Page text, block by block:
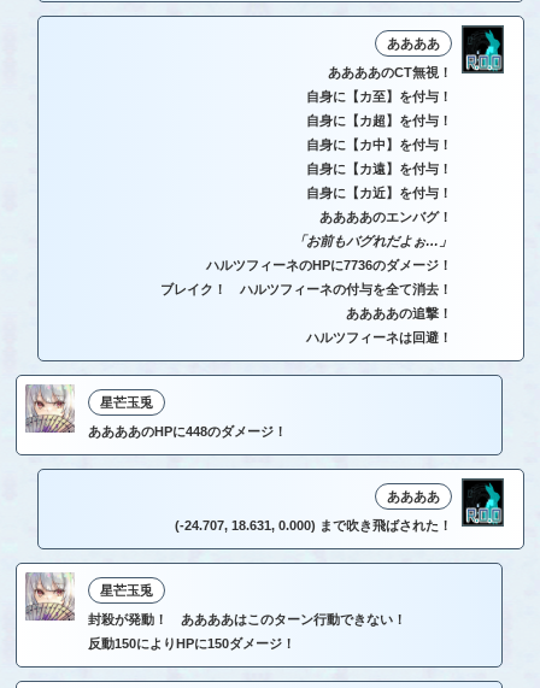
ああああ
ああああのCT無視！
自身に【カ至】を付与！
自身に【カ超】を付与！
自身に【カ中】を付与！
自身に【カ遠】を付与！
自身に【カ近】を付与！
ああああのエンバグ！
「お前もバグれだよぉ…」
ハルツフィーネのHPに7736のダメージ！
ブレイク！ ハルツフィーネの付与を全て消去！
ああああの追撃！
ハルツフィーネは回避！
星芒玉兎
ああああのHPに448のダメージ！
ああああ
(-24.707, 18.631, 0.000) まで吹き飛ばされた！
星芒玉兎
封殺が発動！ ああああはこのターン行動できない！
反動150によりHPに150ダメージ！